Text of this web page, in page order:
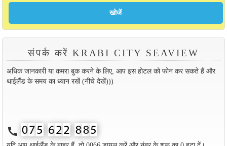
संपर्क करें KRABI CITY SEAVIEW
अधिक जानकारी या कमरा बुक करने के लिए, आप इस होटल को फोन कर सकते हैं और
थाईलैंड के समय का ध्यान रखें (नीचे देखें)))
call